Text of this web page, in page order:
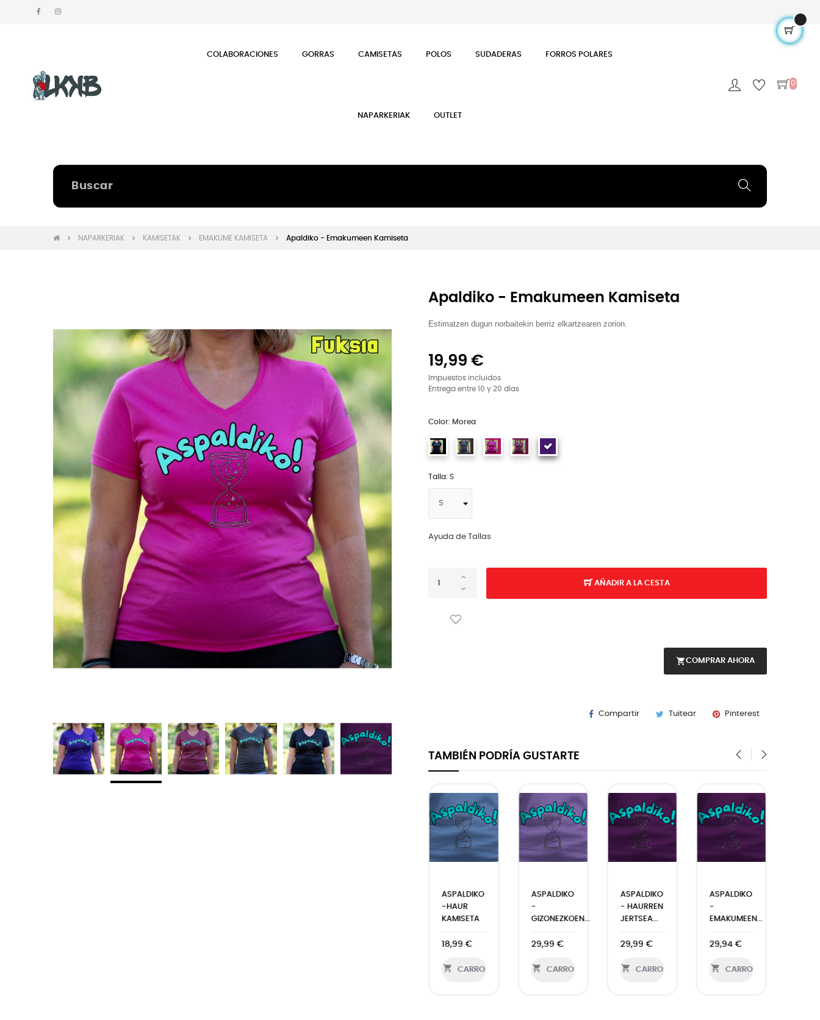
COLABORACIONES GORRAS CAMISETAS POLOS SUDADERAS FORROS POLARES
NAPARKERIAK OUTLET
0
NAPARKERIAK KAMISETAK EMAKUME KAMISETA Apaldiko - Emakumeen Kamiseta
Apaldiko - Emakumeen Kamiseta
Estimatzen dugun norbaitekin berriz elkartzearen zorion.
19,99 €
Impuestos incluidos
Entrega entre 10 y 20 días
Color: Morea
Talla: S
Ayuda de Tallas
AÑADIR A LA CESTA
shopping_cartCOMPRAR AHORA
Compartir Tuitear Pinterest
TAMBIÉN PODRÍA GUSTARTE
ASPALDIKO
-HAUR
KAMISETA
18,99 €
 CARRO
ASPALDIKO
-
GIZONEZKOEN...
29,99 €
 CARRO
ASPALDIKO
- HAURREN
JERTSEA...
29,99 €
 CARRO
ASPALDIKO
-
EMAKUMEEN...
29,94 €
 CARRO